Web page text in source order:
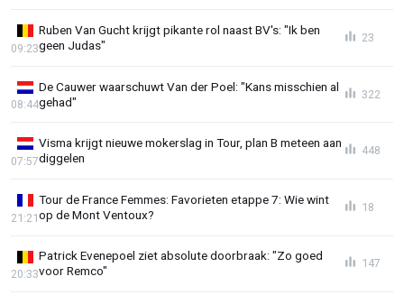
Ruben Van Gucht krijgt pikante rol naast BV's: "Ik ben
geen Judas"
09:23
23
De Cauwer waarschuwt Van der Poel: "Kans misschien al
gehad"
08:44
322
Visma krijgt nieuwe mokerslag in Tour, plan B meteen aan
diggelen
07:57
448
Tour de France Femmes: Favorieten etappe 7: Wie wint
op de Mont Ventoux?
21:21
18
Patrick Evenepoel ziet absolute doorbraak: "Zo goed
voor Remco"
20:33
147